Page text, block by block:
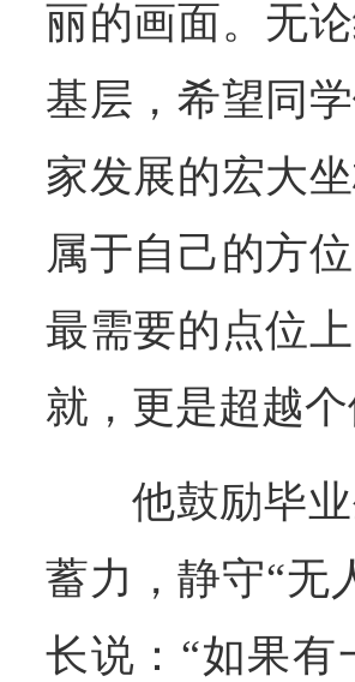
丽的画面。无
基层，希望同
家发展的宏大
属于自己的方
最需要的点位
就，更是超越
他鼓励毕
蓄力，静守“无
长说：“如果